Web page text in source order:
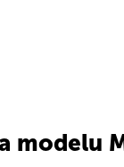
modelu